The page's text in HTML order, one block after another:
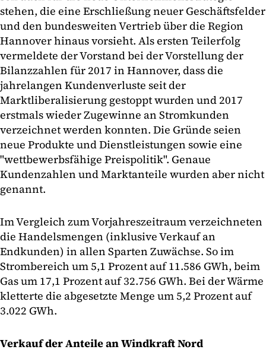
stehen, die eine Erschließung neuer Geschäftsfelder
und den bundesweiten Vertrieb über die Region
Hannover hinaus vorsieht. Als ersten Teilerfolg
vermeldete der Vorstand bei der Vorstellung der
Bilanzzahlen für 2017 in Hannover, dass die
jahrelangen Kundenverluste seit der
Marktliberalisierung gestoppt wurden und 2017
erstmals wieder Zugewinne an Stromkunden
verzeichnet werden konnten. Die Gründe seien
neue Produkte und Dienstleistungen sowie eine
"wettbewerbsfähige Preispolitik". Genaue
Kundenzahlen und Marktanteile wurden aber nicht
genannt.
Im Vergleich zum Vorjahreszeitraum verzeichneten
die Handelsmengen (inklusive Verkauf an
Endkunden) in allen Sparten Zuwächse. So im
Strombereich um 5,1 Prozent auf 11.586 GWh, beim
Gas um 17,1 Prozent auf 32.756 GWh. Bei der Wärme
kletterte die abgesetzte Menge um 5,2 Prozent auf
3.022 GWh.
Verkauf der Anteile an Windkraft Nord